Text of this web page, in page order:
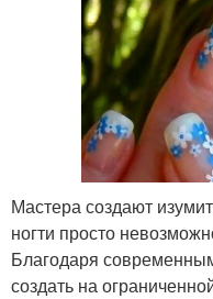
Мастера создают
ногти просто
Благодаря
создать на